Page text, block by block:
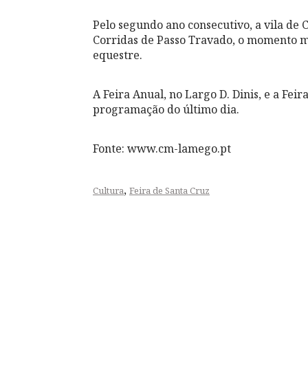
Pelo segundo ano consecutivo, a vila
Corridas de Passo Travado, o momento
equestre.
A Feira Anual, no Largo D. Dinis, e a
programação do último dia.
Fonte: www.cm-lamego.pt
Cultura, Feira de Santa Cruz